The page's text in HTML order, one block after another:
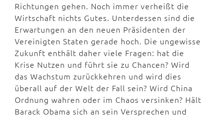
Richtungen gehen. Noch immer verheißt die
Wirtschaft nichts Gutes. Unterdessen sind die
Erwartungen an den neuen Präsidenten der
Vereinigten Staten gerade hoch. Die ungewisse
Zukunft enthält daher viele Fragen: hat die
Krise Nutzen und führt sie zu Chancen? Wird
das Wachstum zurückkehren und wird dies
überall auf der Welt der Fall sein? Wird China
Ordnung wahren oder im Chaos versinken? Hält
Barack Obama sich an sein Versprechen und